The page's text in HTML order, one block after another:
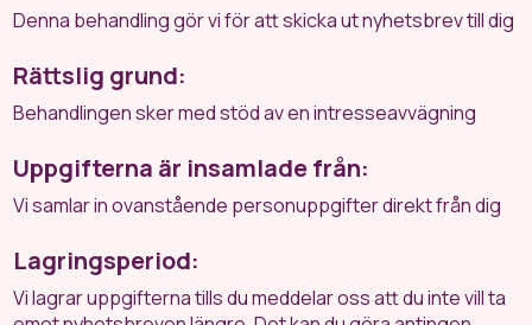
Denna behandling gör vi för att skicka ut nyhetsbrev till dig
Rättslig grund:
Behandlingen sker med stöd av en intresseavvägning
Uppgifterna är insamlade från:
Vi samlar in ovanstående personuppgifter direkt från dig
Lagringsperiod:
Vi lagrar uppgifterna tills du meddelar oss att du inte vill ta